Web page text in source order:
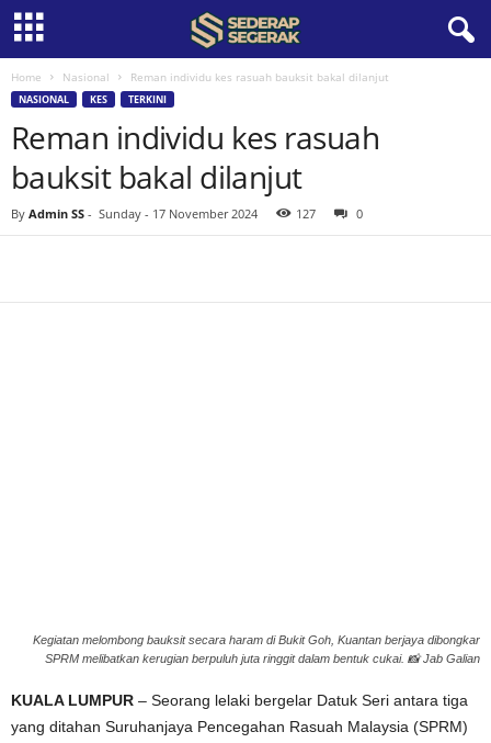
Home Nasional Reman individu kes rasuah bauksit bakal dilanjut
NASIONAL KES TERKINI
Reman individu kes rasuah
bauksit bakal dilanjut
By Admin SS - Sunday - 17 November 2024 127 0
Kegiatan melombong bauksit secara haram di Bukit Goh, Kuantan berjaya dibongkar
SPRM melibatkan kerugian berpuluh juta ringgit dalam bentuk cukai. 📸 Jab Galian
KUALA LUMPUR – Seorang lelaki bergelar Datuk Seri antara tiga
yang ditahan Suruhanjaya Pencegahan Rasuah Malaysia (SPRM)